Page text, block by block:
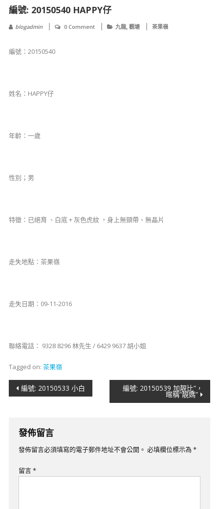
編號: 20150540 HAPPY仔
blogadmin 0 Comment 九龍, 觀塘 茶果嶺
編號：20150540
姓名：HAPPY仔
​年齡：一歲
​性別；男
特徵：已絕育 、白底 + 灰色虎紋 ，身上無頸帶、無晶片
​走失地點：茶果嶺
走失日期：09-11-2016
​​聯絡電話： 9328 8296 林先生 / 6429 9637 胡小姐
Tagged on: 茶果嶺
文
導
覽
編號: 20150533 小白 編號: 20150539 加靚比”，
暱稱”靚媽”
發佈留言
發佈留言必須填寫的電子郵件地址不會公開。 必填欄位標示為 *
留言*